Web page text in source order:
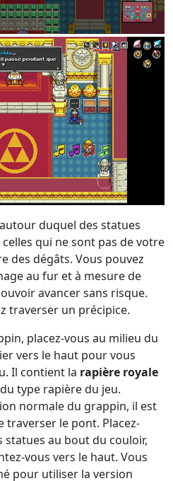
duquel des statues
qui ne sont pas de votre
des dégâts. Vous pouvez
au fur et à mesure de
avancer sans risque.
traverser un précipice.
placez-vous au milieu du
vers le haut pour vous
Il contient la rapière royale
type rapière du jeu.
normale du grappin, il est
traverser le pont. Placez-
statues au bout du couloir,
vous vers le haut. Vous
pour utiliser la version